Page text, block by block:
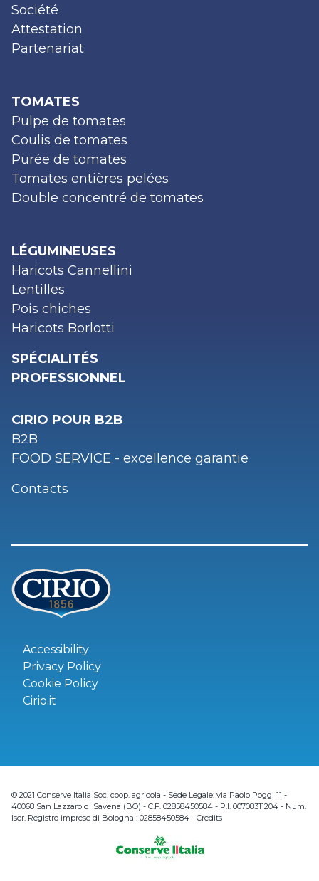
Société
Attestation
Partenariat
TOMATES
Pulpe de tomates
Coulis de tomates
Purée de tomates
Tomates entières pelées
Double concentré de tomates
LÉGUMINEUSES
Haricots Cannellini
Lentilles
Pois chiches
Haricots Borlotti
SPÉCIALITÉS
PROFESSIONNEL
CIRIO POUR B2B
B2B
FOOD SERVICE - excellence garantie
Contacts
Accessibility
Privacy Policy
Cookie Policy
Cirio.it
© 2021 Conserve Italia Soc. coop. agricola - Sede Legale: via Paolo Poggi 11 -
40068 San Lazzaro di Savena (BO) - C.F. 02858450584 - P.I. 00708311204 - Num.
Iscr. Registro imprese di Bologna : 02858450584 - Credits